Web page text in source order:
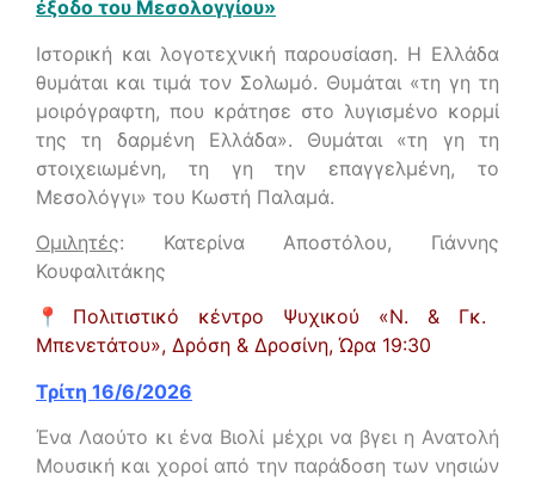
έξοδο του Μεσολογγίου»
Ιστορική και λογοτεχνική παρουσίαση. Η Ελλάδα
θυμάται και τιμά τον Σολωμό. Θυμάται «τη γη τη
μοιρόγραφτη, που κράτησε στο λυγισμένο κορμί
της τη δαρμένη Ελλάδα». Θυμάται «τη γη τη
στοιχειωμένη, τη γη την επαγγελμένη, το
Μεσολόγγι» του Κωστή Παλαμά.
Ομιλητές: Κατερίνα Αποστόλου, Γιάννης
Κουφαλιτάκης
📍 Πολιτιστικό κέντρο Ψυχικού «Ν. & Γκ.
Μπενετάτου», Δρόση & Δροσίνη,Ώρα 19:30
Τρίτη 16/6/2026
Ένα Λαούτο κι ένα Βιολί μέχρι να βγει η Ανατολή
Μουσική και χοροί από την παράδοση των νησιών